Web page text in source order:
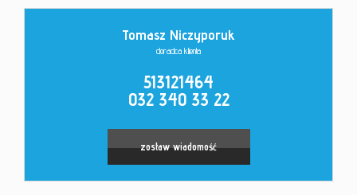
Tomasz Niczyporuk
doradca klienta
513121464
032 340 33 22
zostaw wiadomość